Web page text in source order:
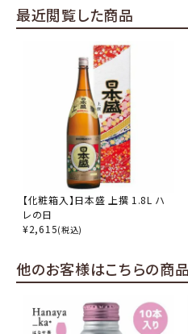
キーワードから探す
酒質
濃淡度
甘辛度
最近閲覧した商品
【化粧箱入】日本盛 上撰 1.8L ハ
レの日
¥2,615(税込)
他のお客様はこちらの商